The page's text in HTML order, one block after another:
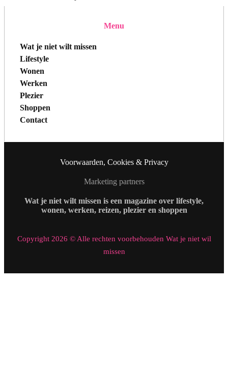
Menu
Wat je niet wilt missen
Lifestyle
Wonen
Werken
Plezier
Shoppen
Contact
Voorwaarden, Cookies & Privacy
Marketing partners
Wat je niet wilt missen is een magazine over lifestyle,
wonen, werken, reizen, plezier en shoppen
Copyright 2026 © Alle rechten voorbehouden Wat je niet wil
missen